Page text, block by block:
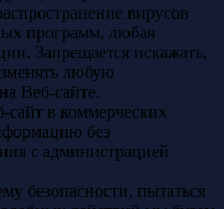
вирусов
программ, любая
Запрещается искажать,
любую
Веб-сайте.
сайт в коммерческих
без
с администрацией
безопасности, пытаться